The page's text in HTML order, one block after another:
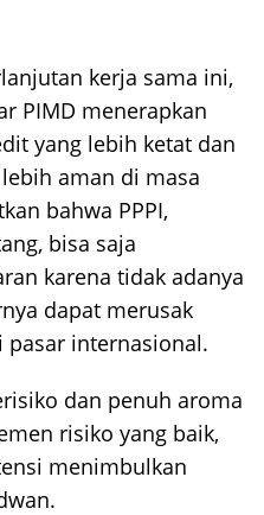
kerja sama ini,
PIMD menerapkan
yang lebih ketat dan
aman di masa
bahwa PPPI,
bisa saja
karena tidak adanya
dapat merusak
pasar internasional.
dan penuh aroma
risiko yang baik,
menimbulkan